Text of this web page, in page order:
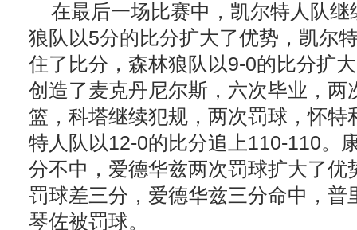
在最后一场比赛中，凯尔特人队
狼队以5分的比分扩大了优势，凯尔
住了比分，森林狼队以9-0的比分扩
创造了麦克丹尼尔斯，六次毕业，两
篮，科塔继续犯规，两次罚球，怀特
特人队以12-0的比分追上110-110。
分不中，爱德华兹两次罚球扩大了优
罚球差三分，爱德华兹三分命中，普
琴佐被罚球。